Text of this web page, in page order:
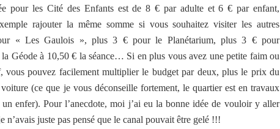
pour les Cité des Enfants est de 8 € par adulte et 6 € par enfant,
rajouter la même somme si vous souhaitez visiter les autres
« Les Gaulois », plus 3 € pour le Planétarium, plus 3 € pour
la Géode à 10,50 € la séance… Si en plus vous avez une petite faim ou
vous pouvez facilement multiplier le budget par deux, plus le prix du
(ce que je vous déconseille fortement, le quartier est en travaux
un enfer). Pour l’anecdote, moi j’ai eu la bonne idée de vouloir y aller
n’avais juste pas pensé que le canal pouvait être gelé !!!